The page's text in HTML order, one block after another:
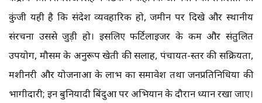
कुंजी यही है कि संदेश व्यवहारिक हो, जमीन पर दिखे और स्थानीय
संरचना उससे जुड़ी हो। इसलिए फर्टिलाइजर के कम और संतुलित
उपयोग, मौसम के अनुरूप खेती की सलाह, पंचायत-स्तर की सक्रियता,
मशीनरी और योजनाओं के लाभ का समावेश तथा जनप्रतिनिधियों की
भागीदारी; इन बुनियादी बिंदुओं पर अभियान के दौरान ध्यान रखा जाए।